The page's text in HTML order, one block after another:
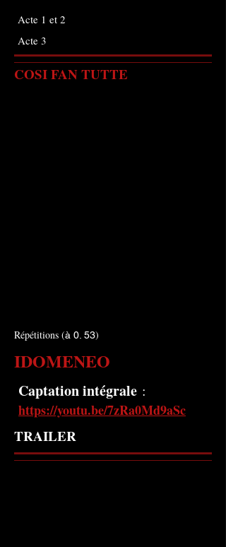
Acte 1 et 2
Acte 3
COSI FAN TUTTE
Répétitions (à 0. 53)
IDOMENEO
Captation intégrale :
https://youtu.be/7zRa0Md9aSc
TRAILER